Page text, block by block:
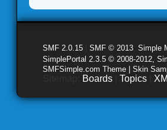
SMF 2.0.15 SMF © 2013 Simple
SimplePortal 2.3.5 © 2008-2012,
SMFSimple.com Theme | Skin
Boards Topics